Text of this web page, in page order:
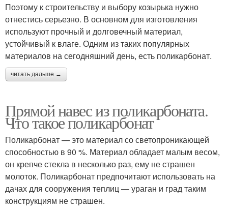
Поэтому к строительству и выбору козырька нужно
отнестись серьезно. В основном для изготовления
используют прочный и долговечный материал,
устойчивый к влаге. Одним из таких популярных
материалов на сегодняшний день, есть поликарбонат.
читать дальше →
Прямой навес из поликарбоната.
Что такое поликарбонат
Поликарбонат — это материал со светопроникающей
способностью в 90 %. Материал обладает малым весом,
он крепче стекла в несколько раз, ему не страшен
молоток. Поликарбонат предпочитают использовать на
дачах для сооружения теплиц — ураган и град таким
конструкциям не страшен.